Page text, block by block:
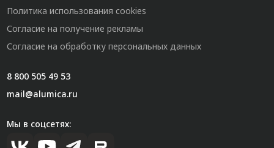
Политика использования cookies
Согласие на получение рекламы
Согласие на обработку персональных данных
8 800 505 49 53
mail@alumica.ru
Мы в соцсетях: